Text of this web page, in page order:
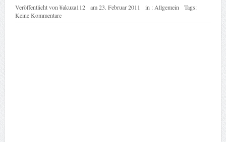
Veröffentlicht von¥akuza112 am23. Februar 2011 in : Allgemein
Tags:
Keine Kommentare